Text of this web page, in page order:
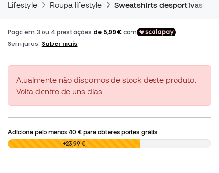
Lifestyle Roupa lifestyle Sweatshirts desportivas
Atualmente não dispomos de stock deste produto.
Volta dentro de uns dias
Adiciona pelo menos 40 €para obteres portes grátis
0,00 € +23,99 €